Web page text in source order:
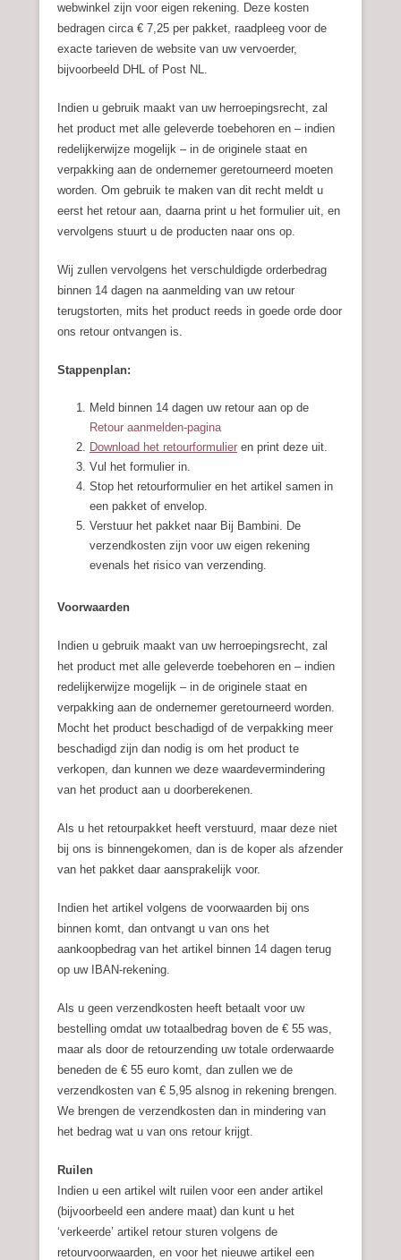
webwinkel zijn voor eigen rekening. Deze kosten
bedragen circa € 7,25 per pakket, raadpleeg voor de
exacte tarieven de website van uw vervoerder,
bijvoorbeeld DHL of Post NL.
Indien u gebruik maakt van uw herroepingsrecht, zal
het product met alle geleverde toebehoren en – indien
redelijkerwijze mogelijk – in de originele staat en
verpakking aan de ondernemer geretourneerd moeten
worden. Om gebruik te maken van dit recht meldt u
eerst het retour aan, daarna print u het formulier uit, en
vervolgens stuurt u de producten naar ons op.
Wij zullen vervolgens het verschuldigde orderbedrag
binnen 14 dagen na aanmelding van uw retour
terugstorten, mits het product reeds in goede orde door
ons retour ontvangen is.
Stappenplan:
Meld binnen 14 dagen uw retour aan op de
Retour aanmelden-pagina
Download het retourformulier en print deze uit.
Vul het formulier in.
Stop het retourformulier en het artikel samen in
een pakket of envelop.
Verstuur het pakket naar Bij Bambini. De
verzendkosten zijn voor uw eigen rekening
evenals het risico van verzending.
Voorwaarden
Indien u gebruik maakt van uw herroepingsrecht, zal
het product met alle geleverde toebehoren en – indien
redelijkerwijze mogelijk – in de originele staat en
verpakking aan de ondernemer geretourneerd worden.
Mocht het product beschadigd of de verpakking meer
beschadigd zijn dan nodig is om het product te
verkopen, dan kunnen we deze waardevermindering
van het product aan u doorberekenen.
Als u het retourpakket heeft verstuurd, maar deze niet
bij ons is binnengekomen, dan is de koper als afzender
van het pakket daar aansprakelijk voor.
Indien het artikel volgens de voorwaarden bij ons
binnen komt, dan ontvangt u van ons het
aankoopbedrag van het artikel binnen 14 dagen terug
op uw IBAN-rekening.
Als u geen verzendkosten heeft betaalt voor uw
bestelling omdat uw totaalbedrag boven de € 55 was,
maar als door de retourzending uw totale orderwaarde
beneden de € 55 euro komt, dan zullen we de
verzendkosten van € 5,95 alsnog in rekening brengen.
We brengen de verzendkosten dan in mindering van
het bedrag wat u van ons retour krijgt.
Ruilen
Indien u een artikel wilt ruilen voor een ander artikel
(bijvoorbeeld een andere maat) dan kunt u het
‘verkeerde’ artikel retour sturen volgens de
retourvoorwaarden, en voor het nieuwe artikel een